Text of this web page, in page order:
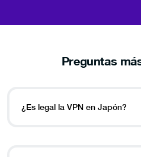
Preguntas
¿Es legal la VPN en Japón?